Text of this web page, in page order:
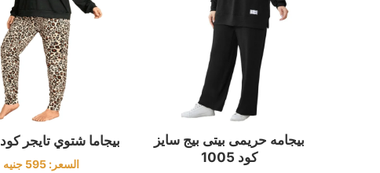
بيجامه حريمى بيتى بيج سايز
كود 1005
بيجاما شتوي تايجر كود 2069
السعر:595 جنيه